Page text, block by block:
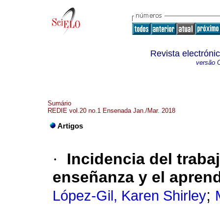
Revista
versão
Sumário
REDIE vol.20 no.1 Ensenada Jan./Mar. 2018
Artigos
·
Incidencia del
enseñanza y el
López-Gil, Karen Shirley;